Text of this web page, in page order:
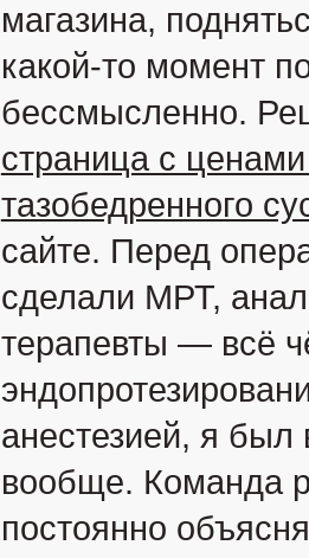
магазина,
какой-то момент
бессмысленно.
страница с
тазобедренного
сайте. Перед
сделали МРТ,
терапевты — всё
анестезией, я был
вообще. Команда
постоянно